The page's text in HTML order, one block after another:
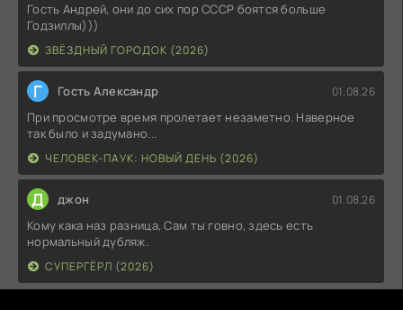
Гость Андрей, они до сих пор СССР боятся больше
Годзиллы)))
ЗВЁЗДНЫЙ ГОРОДОК (2026)
Г Гость Александр 01.08.26
При просмотре время пролетает незаметно. Наверное
так было и задумано...
ЧЕЛОВЕК-ПАУК: НОВЫЙ ДЕНЬ (2026)
Д джон 01.08.26
Кому кака наз разница, Сам ты говно, здесь есть
нормальный дубляж.
СУПЕРГЁРЛ (2026)